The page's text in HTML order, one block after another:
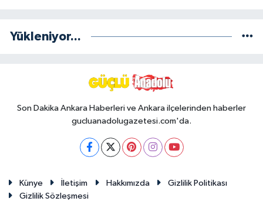
Yükleniyor...
Son Dakika Ankara Haberleri ve Ankara ilçelerinden haberler
gucluanadolugazetesi.com'da.
Künye İletişim Hakkımızda
Gizlilik Politikası
Gizlilik Sözleşmesi